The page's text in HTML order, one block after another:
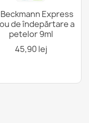
Beckmann Express
de îndepărtare a
petelor 9ml
45,90 lej